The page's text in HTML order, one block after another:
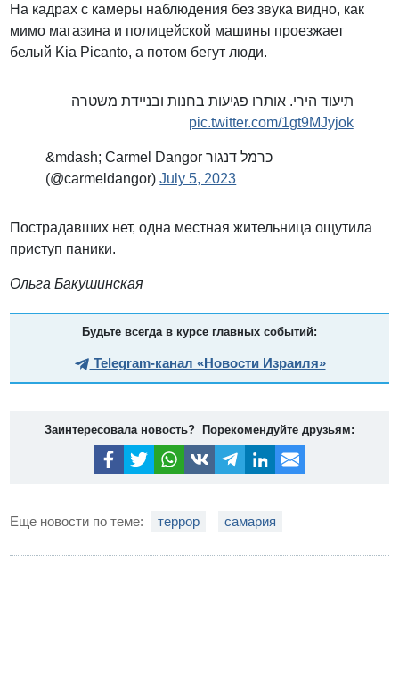
На кадрах с камеры наблюдения без звука видно, как
мимо магазина и полицейской машины проезжает
белый Kia Picanto, а потом бегут люди.
תיעוד הירי. אותרו פגיעות בחנות ובניידת משטרה
pic.twitter.com/1gt9MJyjok
&mdash; Carmel Dangor כרמל דנגור
(@carmeldangor)July 5, 2023
Пострадавших нет, одна местная жительница ощутила
приступ паники.
Ольга Бакушинская
Будьте всегда в курсе главных событий:
Telegram-канал «Новости Израиля»
Заинтересовала новость? Порекомендуйте друзьям:
Еще новости по теме: террор самария